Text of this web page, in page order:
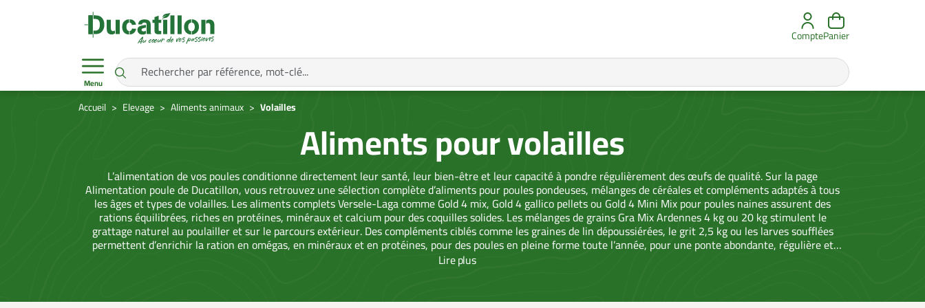
ComptePanier
Menu
Accueil Elevage Aliments animaux Volailles
Aliments pour volailles
L’alimentation de vos poules conditionne directement leur santé, leur bien-être et leur capacité à pondre régulièrement des œufs de qualité. Sur la page
Alimentation poule de Ducatillon, vous retrouvez une sélection complète d’aliments pour poules pondeuses, mélanges de céréales et compléments adaptés à tous
les âges et types de volailles. Les aliments complets Versele-Laga comme Gold 4 mix, Gold 4 gallico pellets ou Gold 4 Mini Mix pour poules naines assurent des
rations équilibrées, riches en protéines, minéraux et calcium pour des coquilles solides. Les mélanges de grains Gra Mix Ardennes 4 kg ou 20 kg stimulent le
grattage naturel au poulailler et sur le parcours extérieur. Des compléments ciblés comme les graines de lin dépoussiérées, le grit 2,5 kg ou les larves soufflées
permettent d’enrichir la ration en omégas, en minéraux et en protéines, pour des poules en pleine forme toute l’année, pour une ponte abondante, régulière et
durable.
Lireplus